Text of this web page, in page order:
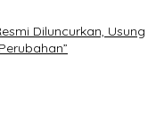
Diluncurkan, Usung